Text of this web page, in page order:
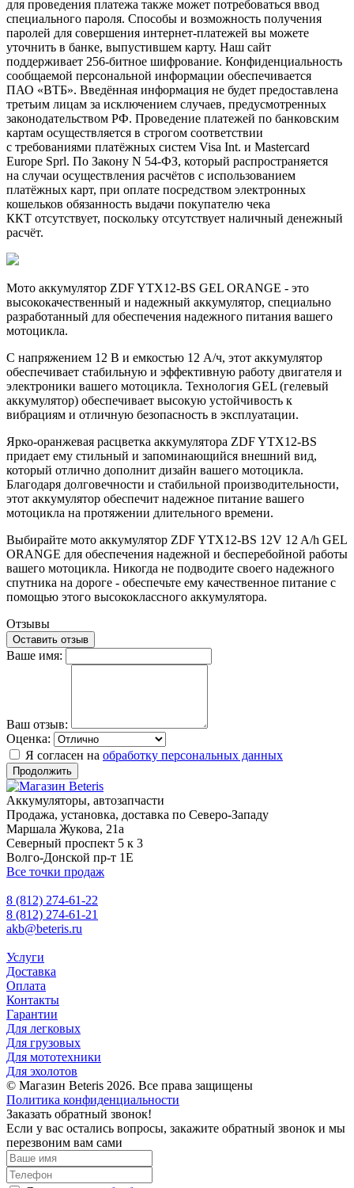
для проведения платежа также может потребоваться ввод
специального пароля. Способы и возможность получения
паролей для совершения интернет-платежей вы можете
уточнить в банке, выпустившем карту. Наш сайт
поддерживает 256-битное шифрование. Конфиденциальность
сообщаемой персональной информации обеспечивается
ПАО «ВТБ». Введённая информация не будет предоставлена
третьим лицам за исключением случаев, предусмотренных
законодательством РФ. Проведение платежей по банковским
картам осуществляется в строгом соответствии
с требованиями платёжных систем Visa Int. и Mastercard
Europe Sprl. По Закону N 54-ФЗ, который распространяется
на случаи осуществления расчётов с использованием
платёжных карт, при оплате посредством электронных
кошельков обязанность выдачи покупателю чека
ККТ отсутствует, поскольку отсутствует наличный денежный
расчёт.
Мото аккумулятор ZDF YTX12-BS GEL ORANGE - это
высококачественный и надежный аккумулятор, специально
разработанный для обеспечения надежного питания вашего
мотоцикла.
С напряжением 12 В и емкостью 12 A/ч, этот аккумулятор
обеспечивает стабильную и эффективную работу двигателя и
электроники вашего мотоцикла. Технология GEL (гелевый
аккумулятор) обеспечивает высокую устойчивость к
вибрациям и отличную безопасность в эксплуатации.
Ярко-оранжевая расцветка аккумулятора ZDF YTX12-BS
придает ему стильный и запоминающийся внешний вид,
который отлично дополнит дизайн вашего мотоцикла.
Благодаря долговечности и стабильной производительности,
этот аккумулятор обеспечит надежное питание вашего
мотоцикла на протяжении длительного времени.
Выбирайте мото аккумулятор ZDF YTX12-BS 12V 12 A/h GEL
ORANGE для обеспечения надежной и бесперебойной работы
вашего мотоцикла. Никогда не подводите своего надежного
спутника на дороге - обеспечьте ему качественное питание с
помощью этого высококлассного аккумулятора.
Отзывы
Оставить отзыв
Ваше имя:
Ваш отзыв:
Оценка:
Я согласен на обработку персональных данных
Продолжить
Аккумуляторы, автозапчасти
Продажа, установка, доставка по Северо-Западу
Маршала Жукова, 21а
Северный проспект 5 к 3
Волго-Донской пр-т 1Е
Все точки продаж
8 (812) 274-61-22
8 (812) 274-61-21
akb@beteris.ru
Услуги
Доставка
Оплата
Контакты
Гарантии
Для легковых
Для грузовых
Для мототехники
Для эхолотов
© Магазин Beteris 2026. Все права защищены
Политика конфиденциальности
Заказать обратный звонок!
Если у вас остались вопросы, закажите обратный звонок и мы
перезвоним вам сами